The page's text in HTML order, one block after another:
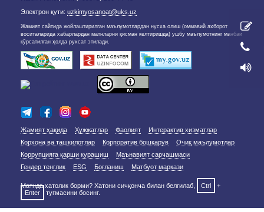
Электрон қути: uzkimyosanoat@uks.uz
Жамият сайтида жойлаштирилган маълумотлардан нусха олиш (оммавий ахборот
воситаларида хабарлардан матнларни қисман келтиришда) ушбу маълумотнинг манбаи
кўрсатилган ҳолда рухсат этилади.
Жамият ҳақида Ҳужжатлар Фаолият
Интерактив хизматлар
Корхона ва ташкилотлар
Корпоратив бошқарув
Очиқ маълумотлар
Коррупцияга қарши курашиш
Маънавият сарчашмаси
Гендер тенглик
ESG Боғланиш Матбуот маркази
Матнда хатолик борми? Хатони сичқонча билан белгилаб, Ctrl
+
Enter
тугмасини босинг.